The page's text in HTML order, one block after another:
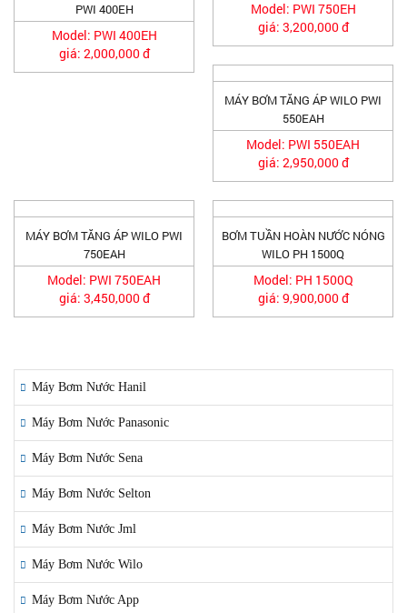
PWI 400EH
Model: PWI 400EH
giá: 2,000,000 đ
Model: PWI 750EH
giá: 3,200,000 đ
MÁY BƠM TĂNG ÁP WILO PWI
550EAH
Model: PWI 550EAH
giá: 2,950,000 đ
MÁY BƠM TĂNG ÁP WILO PWI
750EAH
Model: PWI 750EAH
giá: 3,450,000 đ
BƠM TUẦN HOÀN NƯỚC NÓNG
WILO PH 1500Q
Model: PH 1500Q
giá: 9,900,000 đ
Máy Bơm Nước Hanil
Máy Bơm Nước Panasonic
Máy Bơm Nước Sena
Máy Bơm Nước Selton
Máy Bơm Nước Jml
Máy Bơm Nước Wilo
Máy Bơm Nước App